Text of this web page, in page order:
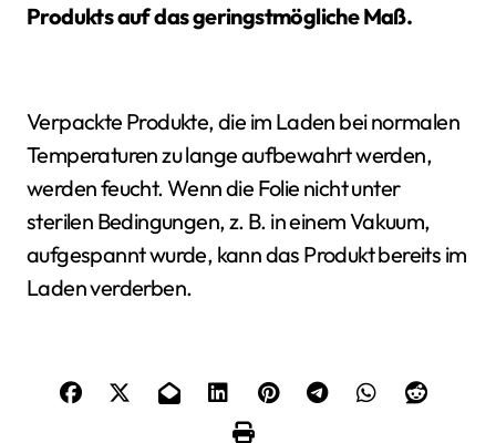
Produkts auf das geringstmögliche Maß.
Verpackte Produkte, die im Laden bei normalen
Temperaturen zu lange aufbewahrt werden,
werden feucht. Wenn die Folie nicht unter
sterilen Bedingungen, z. B. in einem Vakuum,
aufgespannt wurde, kann das Produkt bereits im
Laden verderben.